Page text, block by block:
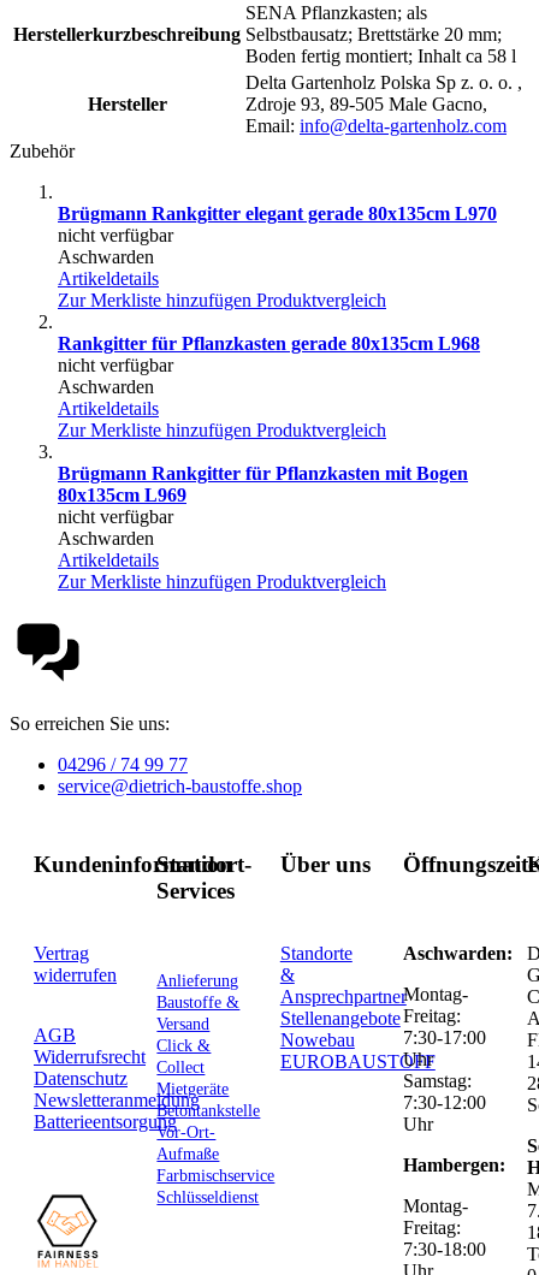
Herstellerkurzbeschreibung
SENA Pflanzkasten; als
Selbstbausatz; Brettstärke 20 mm;
Boden fertig montiert; Inhalt ca 58 l
Hersteller
Delta Gartenholz Polska Sp z. o. o. ,
Zdroje 93, 89-505 Male Gacno,
Email: info@delta-gartenholz.com
Zubehör
Brügmann Rankgitter elegant gerade 80x135cm L970
nicht verfügbar
Aschwarden
Artikeldetails
Zur Merkliste hinzufügen Produktvergleich
Rankgitter für Pflanzkasten gerade 80x135cm L968
nicht verfügbar
Aschwarden
Artikeldetails
Zur Merkliste hinzufügen Produktvergleich
Brügmann Rankgitter für Pflanzkasten mit Bogen
80x135cm L969
nicht verfügbar
Aschwarden
Artikeldetails
Zur Merkliste hinzufügen Produktvergleich
So erreichen Sie uns:
04296 / 74 99 77
service@dietrich-baustoffe.shop
Kundeninformation
Vertrag
widerrufen
AGB
Widerrufsrecht
Datenschutz
Newsletteranmeldung
Batterieentsorgung
Standort-
Services
Anlieferung
Baustoffe &
Versand
Click &
Collect
Mietgeräte
Betontankstelle
Vor-Ort-
Aufmaße
Farbmischservice
Schlüsseldienst
Über uns
Standorte
&
Ansprechpartner
Stellenangebote
Nowebau
EUROBAUSTOFF
Aschwarden:
Montag-
Freitag:
7:30-17:00
Uhr
Samstag:
7:30-12:00
Uhr
Hambergen:
Montag-
Freitag:
7:30-18:00